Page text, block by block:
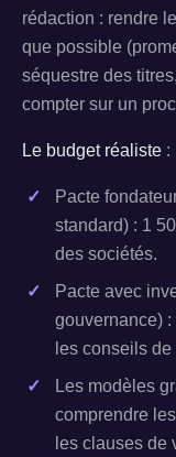
rédaction : rendre
que possible
séquestre des
compter sur un
Le budget réaliste :
Pacte
standard) : 1
des sociétés.
Pacte avec
gouvernance)
les conseils
Les modèles
comprendre
les clauses de